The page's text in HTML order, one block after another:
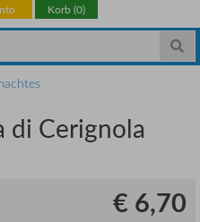
Korb (0)
di Cerignola
€ 6,70